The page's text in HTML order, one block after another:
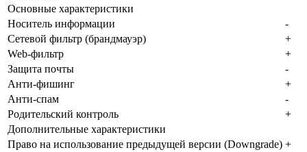
Основные характеристики
Носитель информации
-
Сетевой фильтр (брандмауэр)
+
Web-фильтр
+
Защита почты
-
Анти-фишинг
+
Анти-спам
-
Родительский контроль
+
Дополнительные характеристики
Право на использование предыдущей версии (Downgrade) +